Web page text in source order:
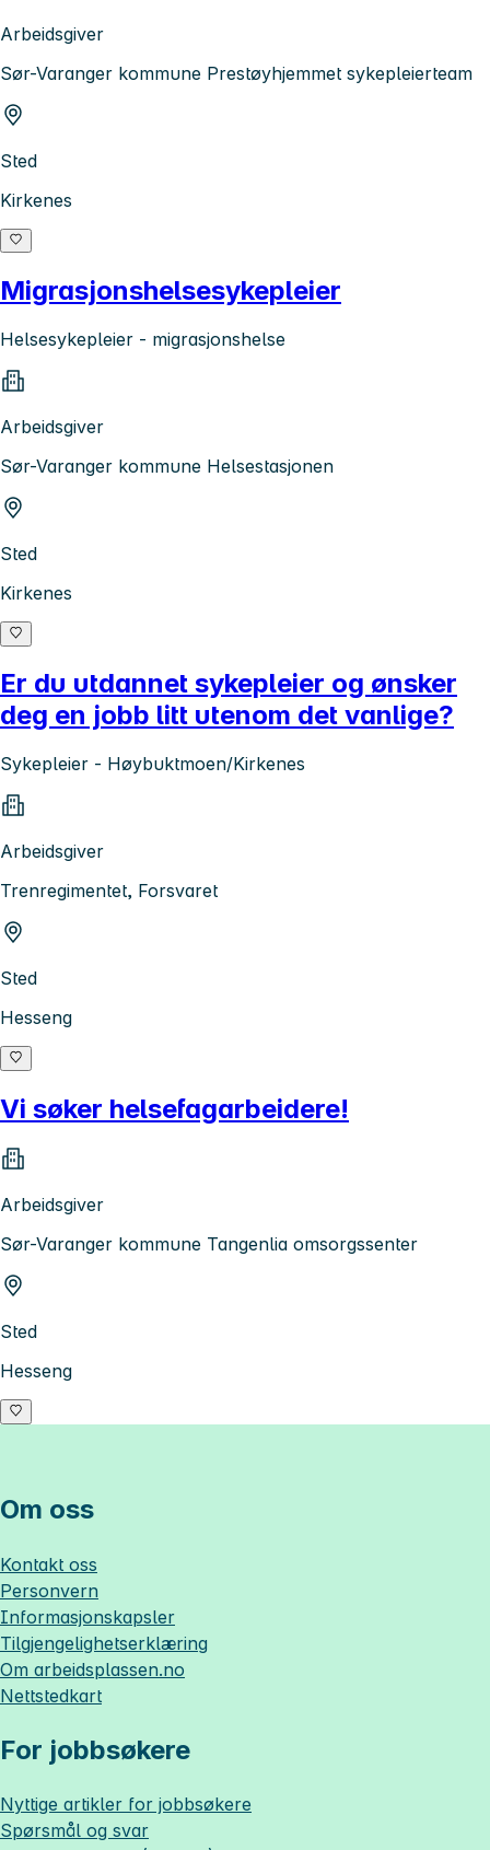
Arbeidsgiver
Sør-Varanger kommune Prestøyhjemmet sykepleierteam
Sted
Kirkenes
Migrasjonshelsesykepleier
Helsesykepleier - migrasjonshelse
Arbeidsgiver
Sør-Varanger kommune Helsestasjonen
Sted
Kirkenes
Er du utdannet sykepleier og ønsker
deg en jobb litt utenom det vanlige?
Sykepleier - Høybuktmoen/Kirkenes
Arbeidsgiver
Trenregimentet, Forsvaret
Sted
Hesseng
Vi søker helsefagarbeidere!
Arbeidsgiver
Sør-Varanger kommune Tangenlia omsorgssenter
Sted
Hesseng
Om oss
Kontakt oss
Personvern
Informasjonskapsler
Tilgjengelighetserklæring
Om arbeidsplassen.no
Nettstedkart
For jobbsøkere
Nyttige artikler for jobbsøkere
Spørsmål og svar